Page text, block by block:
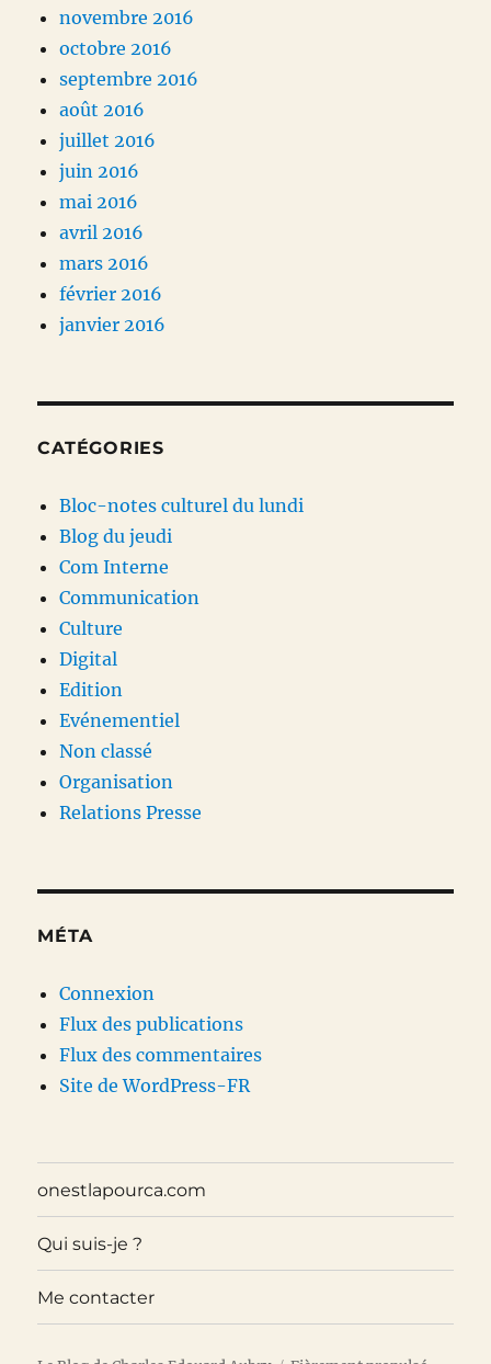
novembre 2016
octobre 2016
septembre 2016
août 2016
juillet 2016
juin 2016
mai 2016
avril 2016
mars 2016
février 2016
janvier 2016
CATÉGORIES
Bloc-notes culturel du lundi
Blog du jeudi
Com Interne
Communication
Culture
Digital
Edition
Evénementiel
Non classé
Organisation
Relations Presse
MÉTA
Connexion
Flux des publications
Flux des commentaires
Site de WordPress-FR
onestlapourca.com
Qui suis-je ?
Me contacter